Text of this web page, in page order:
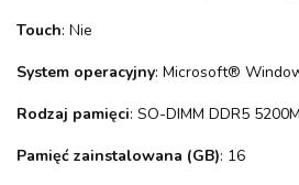
Touch: Nie
System operacyjny: Microsoft®
Rodzaj pamięci: SO-DIMM DDR5
Pamięć zainstalowana (GB): 16